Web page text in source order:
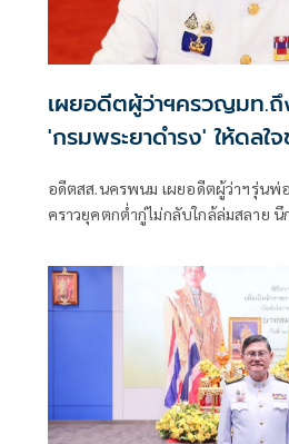
เผยอดีตผู้ว่าฯครวญมท.
'กรมพระยาดำรง' ให้ดล
อดีตสส.นครพนม เผยอดีตผู้ว่าฯรุ่นพ่
คราวยุคตกต่ำกู่ไม่กลับใกล้ล่มสลาย
กอบกู้เกียรติยศกลับคืนมา หวังนาย
อย่างตรงไปตรงมา หนุนสมาคมนักป
ระบบบริหารบุคคลยึดระบบคุณธรรม